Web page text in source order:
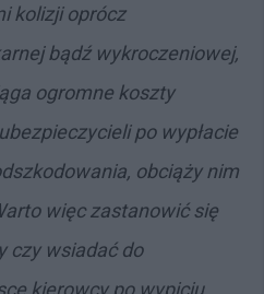
kolizji oprócz
bądź wykroczeniowej,
ogromne koszty
po wypłacie
obciąży nim
więc zastanowić się
czy wsiadać do
kierowcy po wypiciu